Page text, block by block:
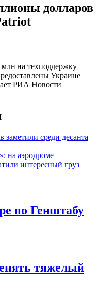
долларов
на техподдержку
Украине
РИА Новости
заметили среди десанта
на аэродроме
интересный груз
по Генштабу
тяжелый